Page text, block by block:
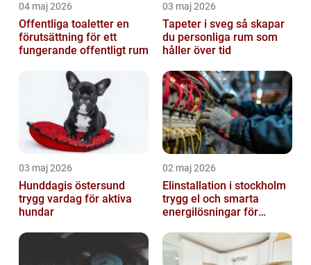
04 maj 2026
Offentliga toaletter en
förutsättning för ett
fungerande offentligt rum
03 maj 2026
Tapeter i sveg så skapar
du personliga rum som
håller över tid
03 maj 2026
Hunddagis östersund
trygg vardag för aktiva
hundar
02 maj 2026
Elinstallation i stockholm
trygg el och smarta
energilösningar för